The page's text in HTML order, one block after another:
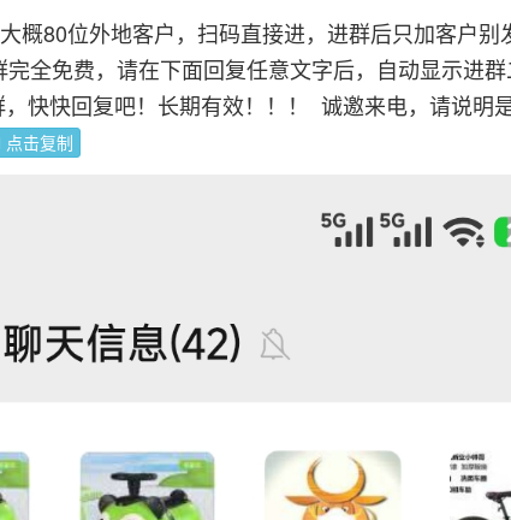
概80位外地客户，扫码直接进，进群后只加客户别
全免费，请在下面回复任意文字后，自动显示进
快快回复吧！长期有效！！！ 诚邀来电，请说明
点击复制